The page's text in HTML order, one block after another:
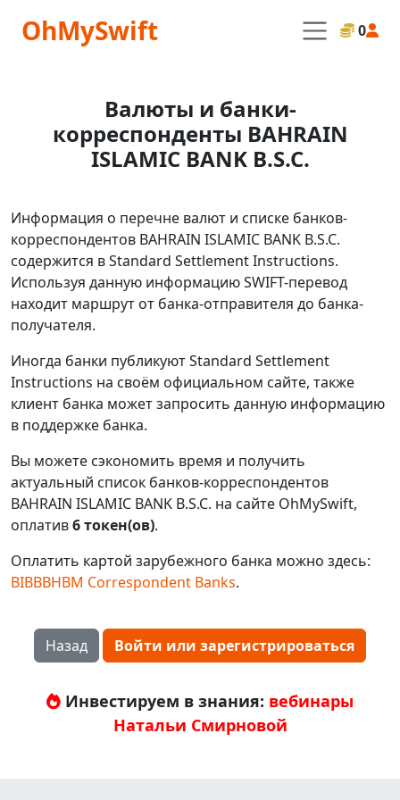
OhMySwift 0
Валюты и банки-
корреспонденты BAHRAIN
ISLAMIC BANK B.S.C.
Информация о перечне валют и списке банков-
корреспондентов BAHRAIN ISLAMIC BANK B.S.C.
содержится в Standard Settlement Instructions.
Используя данную информацию SWIFT-перевод
находит маршрут от банка-отправителя до банка-
получателя.
Иногда банки публикуют Standard Settlement
Instructions на своём официальном сайте, также
клиент банка может запросить данную информацию
в поддержке банка.
Вы можете сэкономить время и получить
актуальный список банков-корреспондентов
BAHRAIN ISLAMIC BANK B.S.C. на сайте OhMySwift,
оплатив6 токен(ов).
Оплатить картой зарубежного банка можно здесь:
BIBBBHBM Correspondent Banks.
Назад Войти или зарегистрироваться
Инвестируем в знания: вебинары
Натальи Смирновой